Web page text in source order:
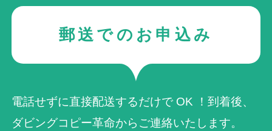
郵送でのお申込み
電話せずに直接配送するだけで OK ！到着後、
ダビングコピー革命からご連絡いたします。